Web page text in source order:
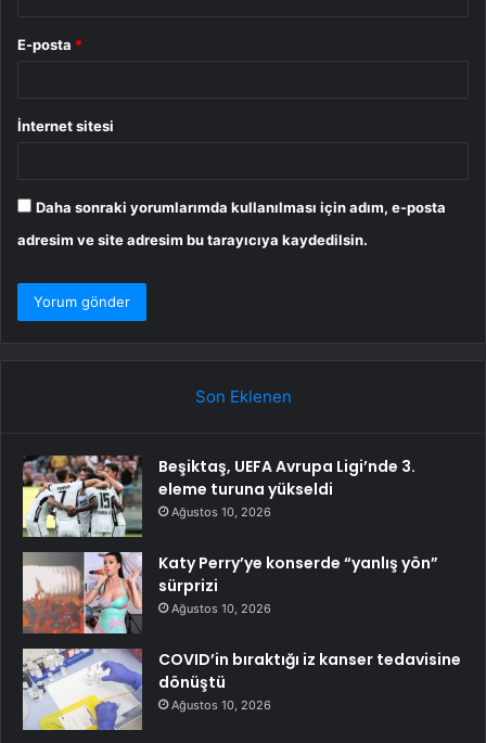
E-posta *
İnternet sitesi
Daha sonraki yorumlarımda kullanılması için adım, e-posta
adresim ve site adresim bu tarayıcıya kaydedilsin.
Son Eklenen
Beşiktaş, UEFA Avrupa Ligi’nde 3.
eleme turuna yükseldi
Ağustos 10, 2026
Katy Perry’ye konserde “yanlış yön”
sürprizi
Ağustos 10, 2026
COVID’in bıraktığı iz kanser tedavisine
dönüştü
Ağustos 10, 2026